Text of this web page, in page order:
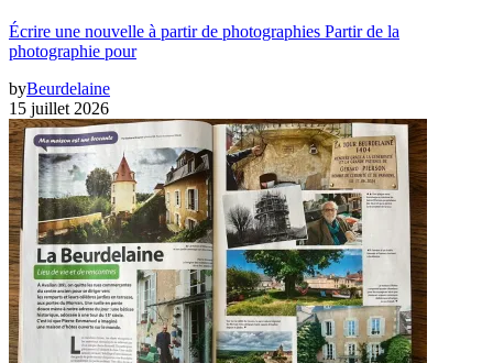
Écrire une nouvelle à partir de photographies Partir de la
photographie pour
byBeurdelaine
15 juillet 2026